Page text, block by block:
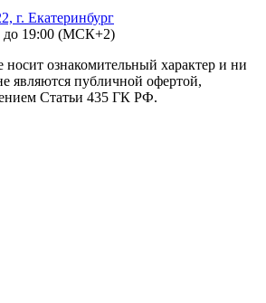
г. Екатеринбург
до 19:00 (МСК+2)
ознакомительный характер и ни
являются публичной офертой,
Статьи 435 ГК РФ.